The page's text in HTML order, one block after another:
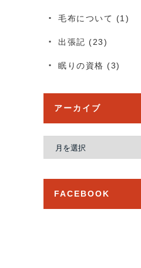
毛布について (1)
出張記 (23)
眠りの資格 (3)
アーカイブ
ー
FACEBOOK